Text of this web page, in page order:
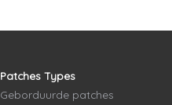
Patches Types
Geborduurde patches